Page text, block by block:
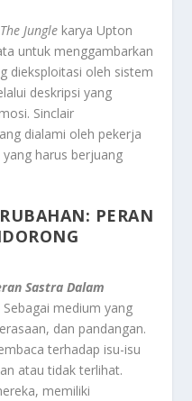
The Jungle karya Upton
untuk menggambarkan
dieksploitasi oleh sistem
deskripsi yang
Sinclair
dialami oleh pekerja
harus berjuang
PERAN
Sastra Dalam
Sebagai medium yang
dan pandangan.
terhadap isu-isu
atau tidak terlihat.
memiliki